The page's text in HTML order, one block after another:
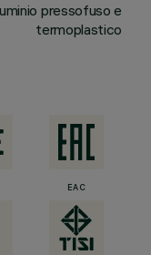
pressofuso e
termoplastico
EAC